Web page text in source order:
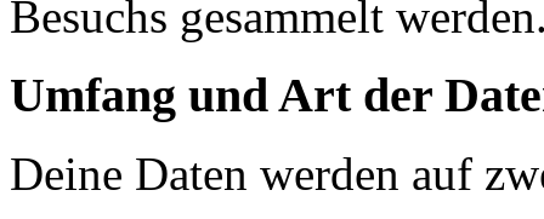
Besuchs gesammelt
Umfang und Art der
Deine Daten werden auf